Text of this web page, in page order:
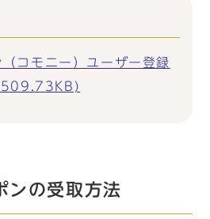
コモニー）ユーザー登録
ンの受取方法